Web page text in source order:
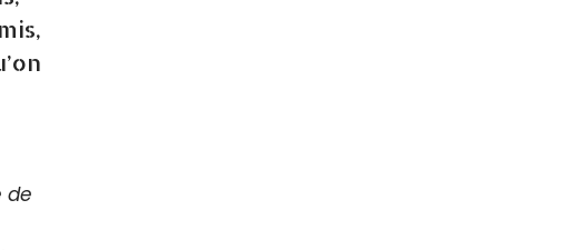
de